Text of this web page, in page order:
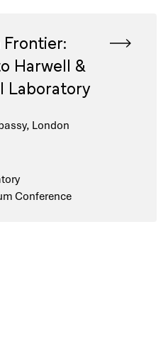
Harwell &
Laboratory
London
Conference